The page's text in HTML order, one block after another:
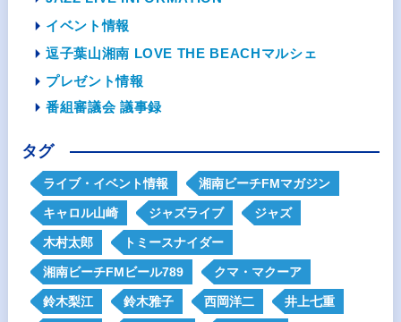
イベント情報
逗子葉山湘南 LOVE THE BEACHマルシェ
プレゼント情報
番組審議会 議事録
タグ
ライブ・イベント情報 湘南ビーチFMマガジン
キャロル山崎 ジャズライブ ジャズ
木村太郎 トミースナイダー
湘南ビーチFMビール789 クマ・マクーア
鈴木梨江 鈴木雅子 西岡洋二 井上七重